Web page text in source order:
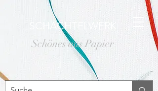
SCHACHTELWERK
Schönes aus Papier